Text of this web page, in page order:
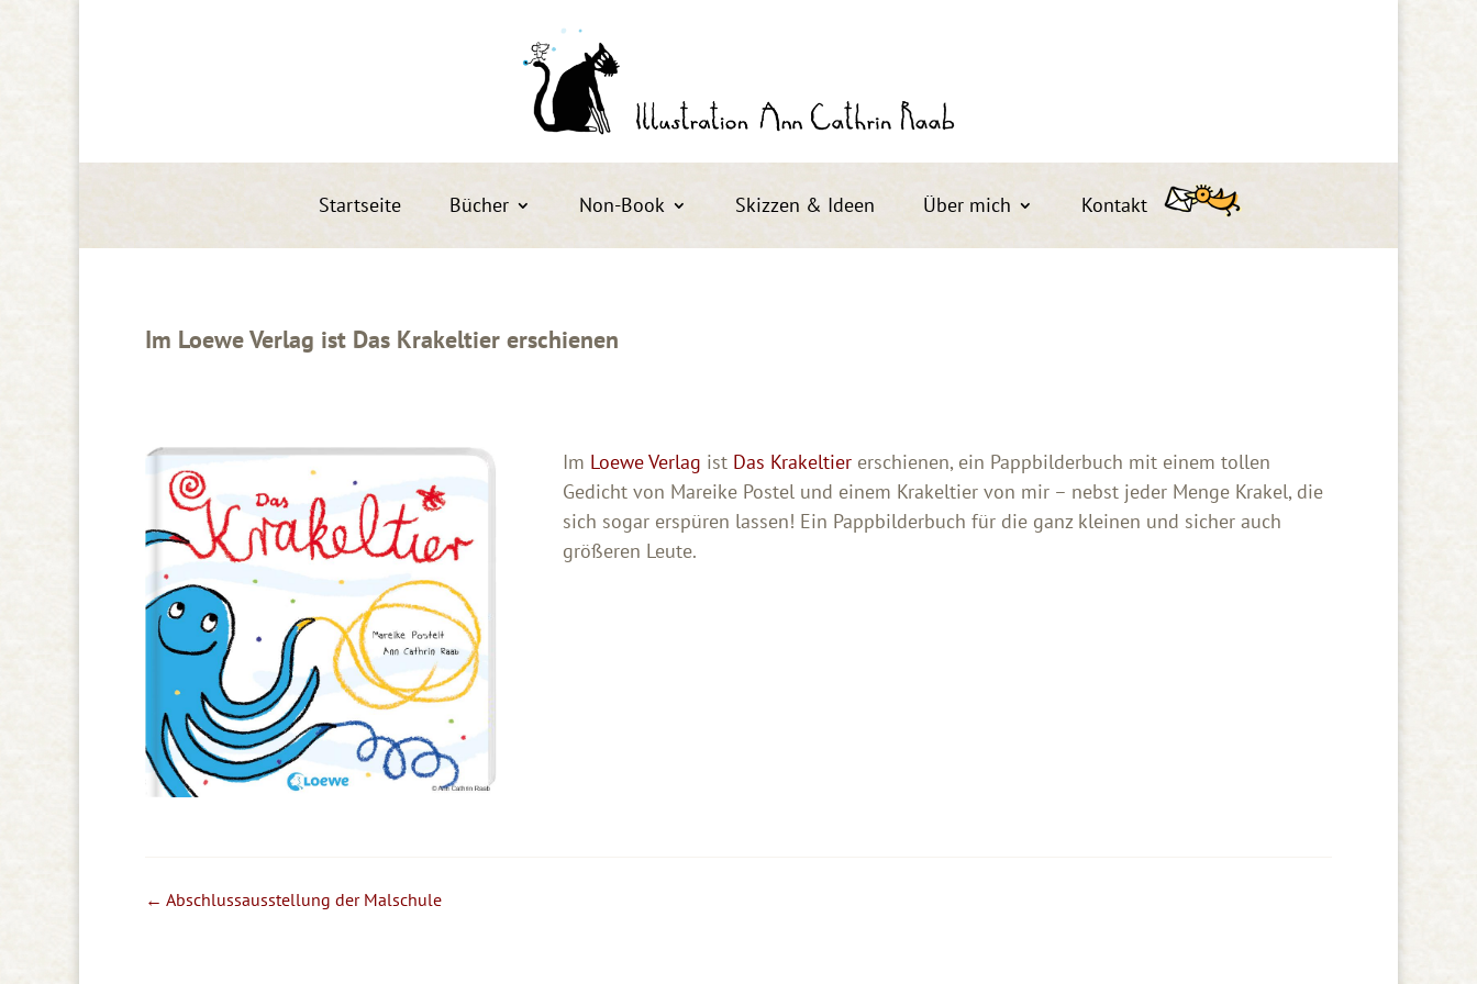
Startseite Bücher Non-Book Skizzen & Ideen Über mich Kontakt
Im Loewe Verlag ist Das Krakeltier erschienen
Im Loewe Verlag ist Das Krakeltiererschienen, ein Pappbilderbuch mit einem tollen
Gedicht von Mareike Postel und einem Krakeltier von mir – nebst jeder Menge Krakel, die
sich sogar erspüren lassen! Ein Pappbilderbuch für die ganz kleinen und sicher auch
größeren Leute.
← Abschlussausstellung der Malschule